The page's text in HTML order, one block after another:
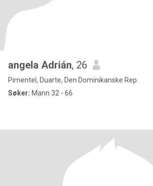
angela Adrián, 26
Pimentel, Duarte, Den Dominikanske Rep.
Søker: Mann 32 - 66